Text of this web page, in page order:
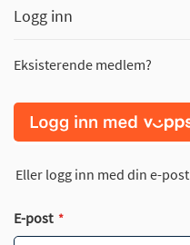
Logg inn
Eksisterende medlem?
Eller logg inn med din e-post
E-post